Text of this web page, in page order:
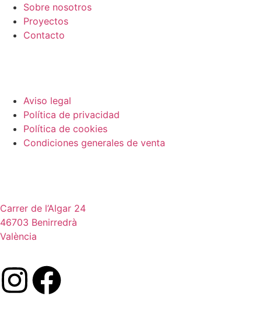
Sobre nosotros
Proyectos
Contacto
Aviso legal
Política de privacidad
Política de cookies
Condiciones generales de venta
Carrer de l’Algar 24
46703 Benirredrà
València